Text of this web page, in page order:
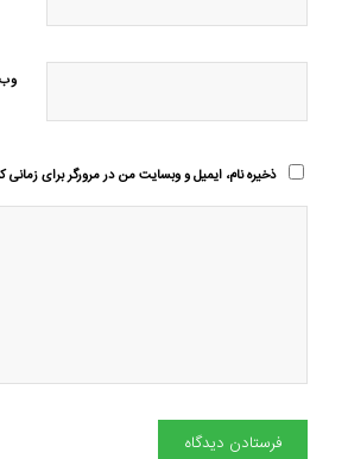
ذخیره نام، ایمیل و وبسایت من در مرورگر برای